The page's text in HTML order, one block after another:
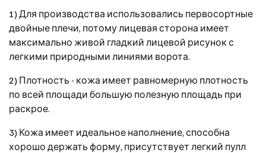
1) Для производства использовались первосортные
двойные плечи, потому лицевая сторона имеет
максимально живой гладкий лицевой рисунок с
легкими природными линиями ворота.
2) Плотность - кожа имеет равномерную плотность
по всей площади большую полезную площадь при
раскрое.
3) Кожа имеет идеальное наполнение, способна
хорошо держать форму, присутствует легкий пулл